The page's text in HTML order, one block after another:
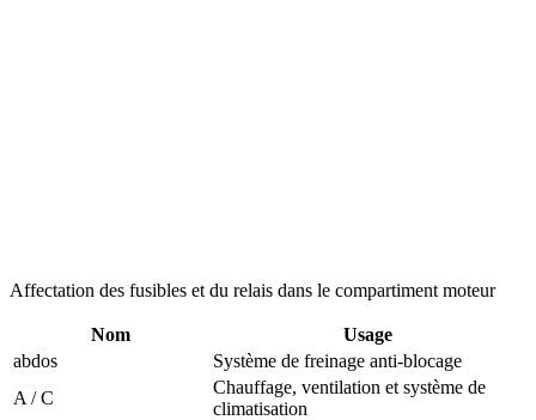
Affectation des fusibles et du relais dans le compartiment moteur
Nom
Usage
abdos
Système de freinage anti-blocage
A / C
Chauffage, ventilation et système de
climatisation